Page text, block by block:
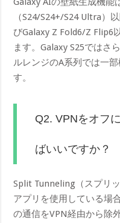
（S24/S24+/S24 Ultra）
びGalaxy Z Fold6/Z Flip6
ます。Galaxy S25ではさ
ルレンジのA系列では一
す。
Q2. VPNをオフ
ばいいですか？
Split Tunneling（スプリ
アプリを使用している場
の通信をVPN経由から除